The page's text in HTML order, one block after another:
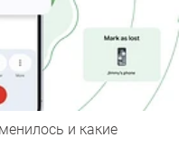
и какие